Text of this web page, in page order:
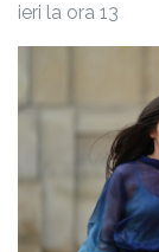
ieri la ora 13